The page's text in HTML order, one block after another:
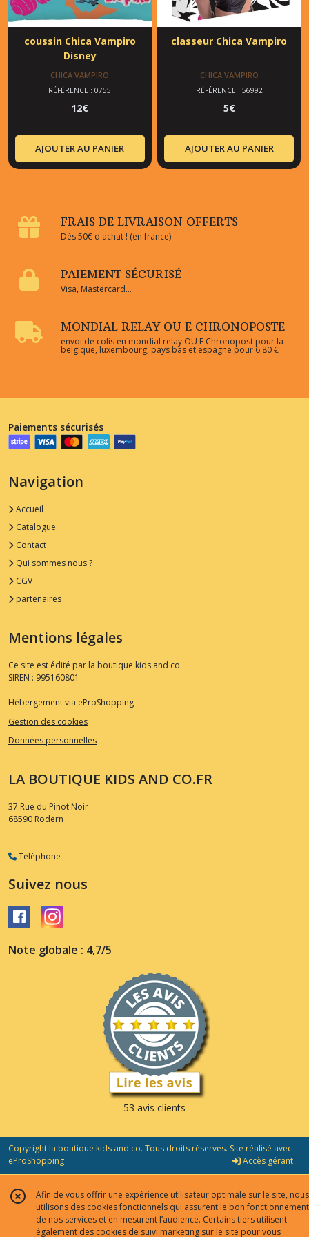
coussin Chica Vampiro
Disney
CHICA VAMPIRO
RÉFÉRENCE : 0755
12€
AJOUTER AU PANIER
classeur Chica Vampiro
CHICA VAMPIRO
RÉFÉRENCE : 56992
5€
AJOUTER AU PANIER
FRAIS DE LIVRAISON OFFERTS
Dès 50€ d'achat ! (en france)
PAIEMENT SÉCURISÉ
Visa, Mastercard...
MONDIAL RELAY OU E CHRONOPOSTE
envoi de colis en mondial relay OU E Chronopost pour la
belgique, luxembourg, pays bas et espagne pour 6.80 €
Paiements sécurisés
Navigation
Accueil
Catalogue
Contact
Qui sommes nous ?
CGV
partenaires
Mentions légales
Ce site est édité par la boutique kids and co.
SIREN : 995160801
Hébergement via eProShopping
Gestion des cookies
Données personnelles
LA BOUTIQUE KIDS AND CO.FR
37 Rue du Pinot Noir
68590 Rodern
Téléphone
Suivez nous
Note globale : 4,7/5
53 avis clients
Copyright la boutique kids and co. Tous droits réservés. Site réalisé avec
eProShopping
Accès gérant
Afin de vous offrir une expérience utilisateur optimale sur le site, nous
utilisons des cookies fonctionnels qui assurent le bon fonctionnement
de nos services et en mesurent l’audience. Certains tiers utilisent
également des cookies de suivi marketing sur le site pour vous